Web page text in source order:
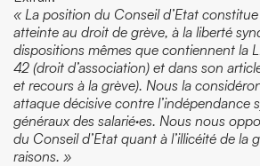
« La position du Conseil d’Etat
atteinte au droit de grève, à la liberté
dispositions mêmes que contiennent la
42 (droit d’association) et dans son
et recours à la grève). Nous la
attaque décisive contre l’indépendance
généraux des salarié·es. Nous nous
du Conseil d’Etat quant à l’illicéité de la
raisons. »